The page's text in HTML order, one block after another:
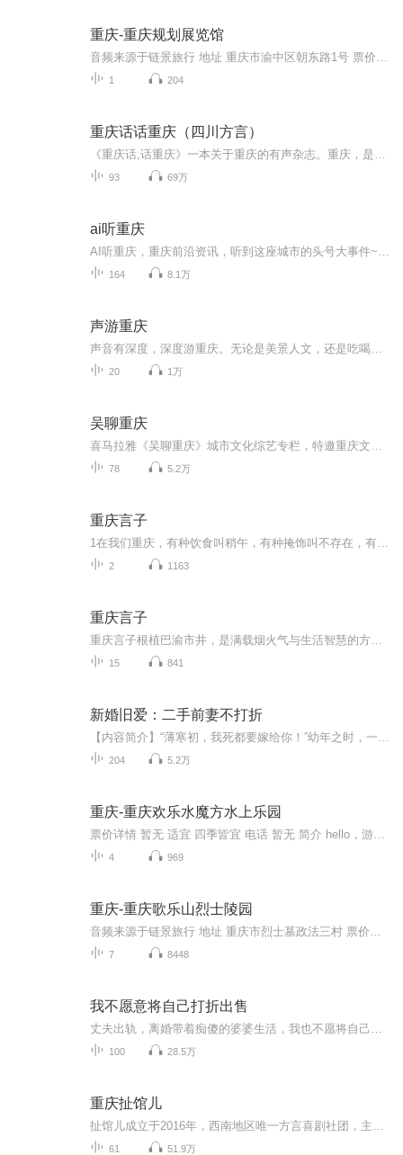
重庆-重庆规划展览馆
1 204
重庆话话重庆（四川方言）
93 69万
ai听重庆
164 8.1万
声游重庆
20 1万
吴聊重庆
78 5.2万
重庆言子
2 1163
重庆言子
15 841
新婚旧爱：二手前妻不打折
204 5.2万
重庆-重庆欢乐水魔方水上乐园
4 969
重庆-重庆歌乐山烈士陵园
7 8448
我不愿意将自己打折出售
100 28.5万
重庆扯馆儿
61 51.9万